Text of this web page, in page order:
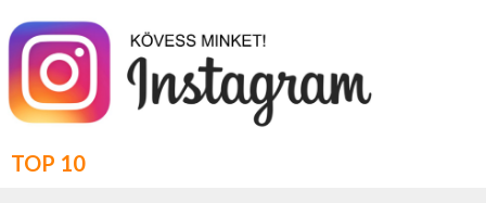
TOP 10